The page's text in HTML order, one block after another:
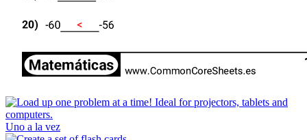
Uno a la vez